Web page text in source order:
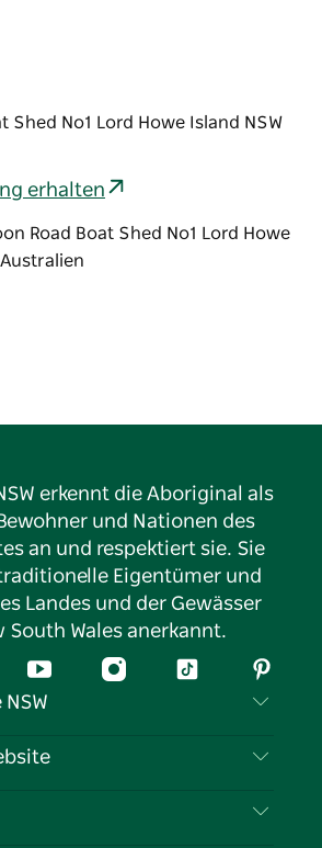
Shed No1 Lord Howe Island NSW
erhalten
erkennt die Aboriginal als
und Nationen des
an und respektiert sie. Sie
Eigentümer und
Landes und der Gewässer
South Wales anerkannt.
YouTubeInstagramTikTok
uns